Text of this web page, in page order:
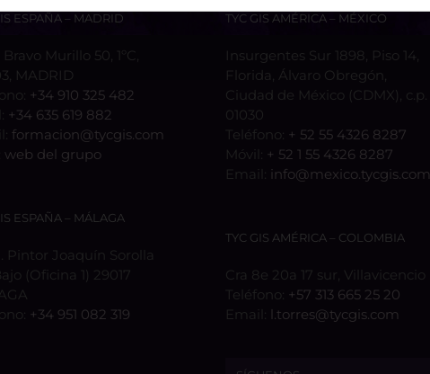
ESPAÑA – MADRID
Murillo 50, 1ºC,
MADRID
+34 910 325 482
+34 635 619 882
formacion@tycgis.com
web del grupo
ESPAÑA – MÁLAGA
Pintor Joaquín Sorolla
(Oficina 1) 29017
+34 951 082 319
TYC GIS AMÉRICA – MÉXICO
Insurgentes Sur 1898, Piso 14,
Florida, Álvaro Obregón,
Ciudad de México (CDMX), c.p.
01030
Teléfono: + 52 55 4326 8287
Móvil: + 52 1 55 4326 8287
Email: info@mexico.tycgis.com
TYC GIS AMÉRICA – COLOMBIA
Cra 8e 20a 17 sur, Villavicencio
Teléfono: +57 313 665 25 20
Email: l.torres@tycgis.com